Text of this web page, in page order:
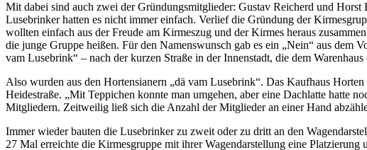
Mit dabei sind auch zwei der Gründungsmitglieder: Gustav Reicherd und
Lusebrinker hatten es nicht immer einfach. Verlief die Gründung der
wollten einfach aus der Freude am Kirmeszug und der Kirmes heraus
die junge Gruppe heißen. Für den Namenswunsch gab es ein „Nein“ aus dem
vam Lusebrink“ – nach der kurzen Straße in der Innenstadt, die dem
Also wurden aus den Hortensianern „dä vam Lusebrink“. Das Kaufhaus
Heidestraße. „Mit Teppichen konnte man umgehen, aber eine Dachlatte hatte
Mitgliedern. Zeitweilig ließ sich die Anzahl der Mitglieder an einer Hand
Immer wieder bauten die Lusebrinker zu zweit oder zu dritt an den
27 Mal erreichte die Kirmesgruppe mit ihrer Wagendarstellung eine